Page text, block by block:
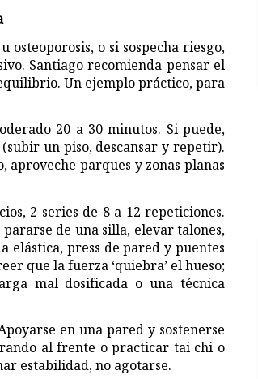
osteoporosis, o si sospecha riesgo,
Santiago recomienda pensar el
Un ejemplo práctico, para
20 a 30 minutos. Si puede,
un piso, descansar y repetir).
aproveche parques y zonas planas
2 series de 8 a 12 repeticiones.
de una silla, elevar talones,
elástica, press de pared y puentes
que la fuerza ‘quiebra’ el hueso;
mal dosificada o una técnica
en una pared y sostenerse
al frente o practicar tai chi o
estabilidad, no agotarse.